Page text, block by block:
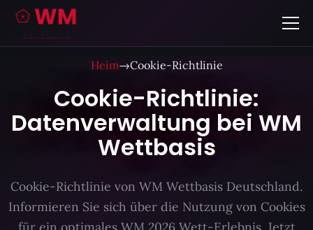
Heim→Cookie-Richtlinie
Cookie-Richtlinie:
Datenverwaltung bei WM
Wettbasis
Cookie-Richtlinie von WM Wettbasis Deutschland.
Informieren Sie sich über die Nutzung von Cookies